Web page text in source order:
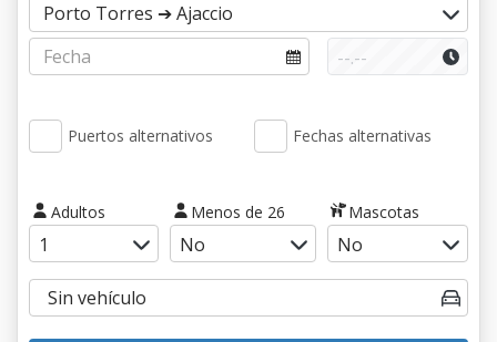
Puertos alternativos Fechas alternativas
Adultos Menos de 26 Mascotas